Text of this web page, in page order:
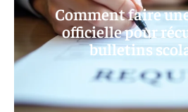
Comment faire
officielle pour
bulletins